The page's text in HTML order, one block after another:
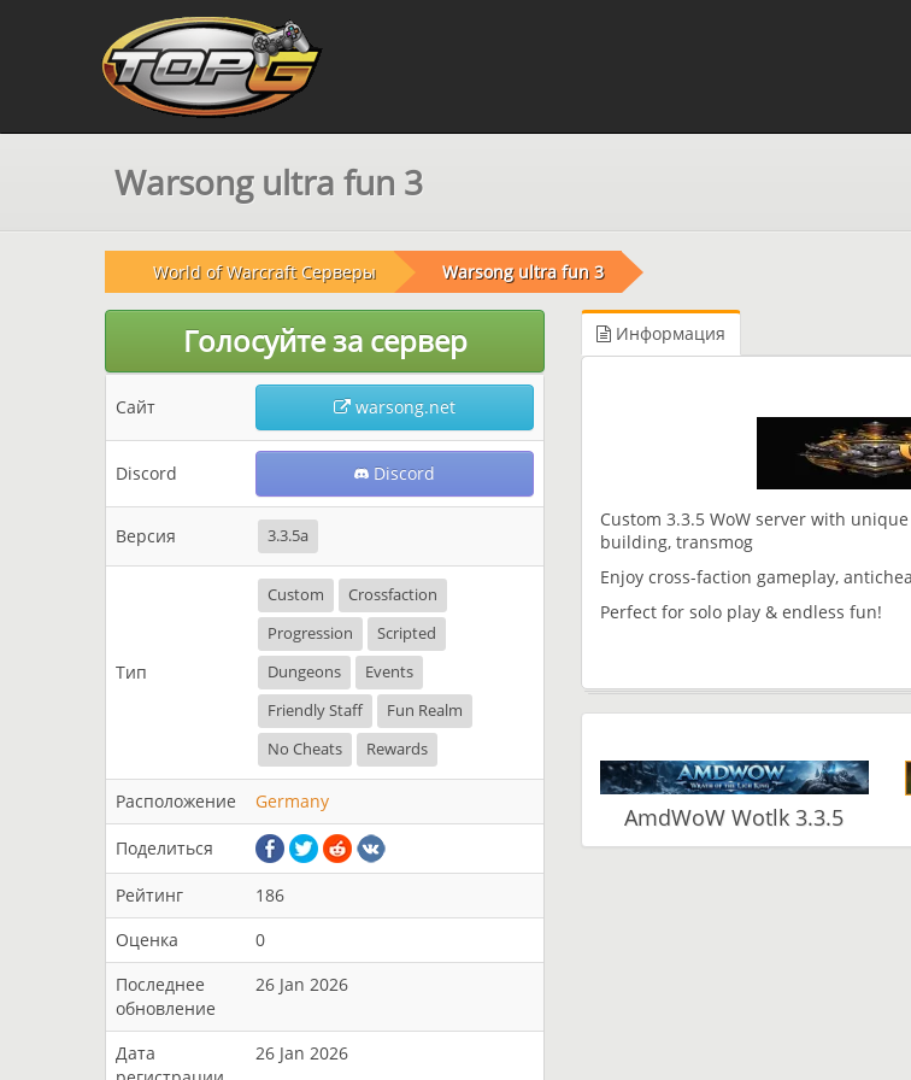
Warsong ultra fun 3
World of Warcraft Серверы Warsong ultra fun 3
Голосуйте за сервер
Сайт warsong.net
Discord Discord
Версия 3.3.5a
Тип
Custom
Crossfaction
Progression
Scripted
Dungeons
Events
Friendly Staff
Fun Realm
No Cheats
Rewards
Расположение Germany
Поделиться
Рейтинг
186
Оценка
0
Последнее
обновление
26 Jan 2026
Дата
26 Jan 2026
Информация
Custom 3.3.5 WoW server with
building, transmog
Enjoy cross-faction gameplay,
Perfect for solo play & endless fun!
AmdWoW Wotlk 3.3.5